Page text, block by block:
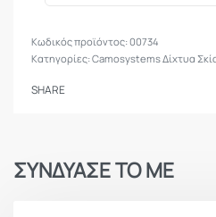
00734
Κατηγορίες:Camosystems Δίχτυα
SHARE
ΣΥΝΔΥΑΣΕ ΤΟ ΜΕ